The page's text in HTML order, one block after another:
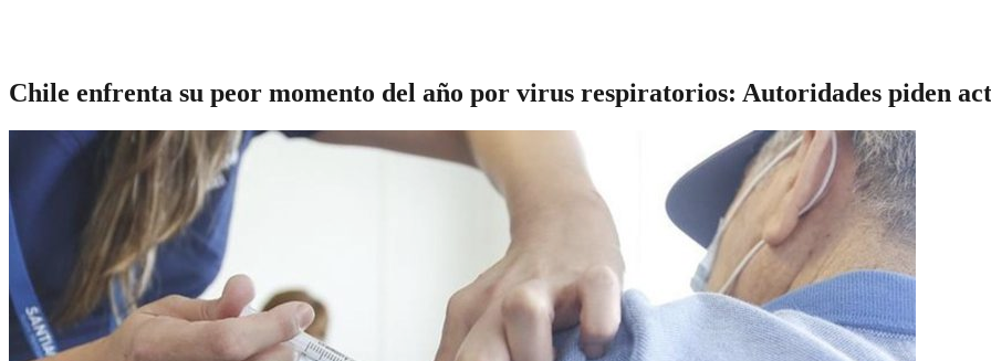
Chile enfrenta su peor momento del año por virus respiratorios: Autoridades piden